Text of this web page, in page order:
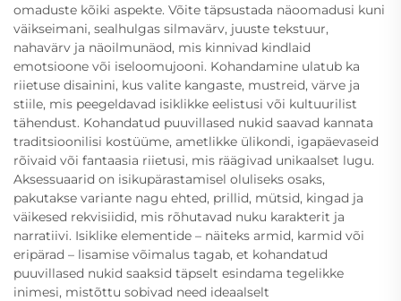
omaduste kõiki aspekte. Võite täpsustada näoomadusi kuni
väikseimani, sealhulgas silmavärv, juuste tekstuur,
nahavärv ja näoilmunäod, mis kinnivad kindlaid
emotsioone või iseloomujooni. Kohandamine ulatub ka
riietuse disainini, kus valite kangaste, mustreid, värve ja
stiile, mis peegeldavad isiklikke eelistusi või kultuurilist
tähendust. Kohandatud puuvillased nukid saavad kannata
traditsioonilisi kostüüme, ametlikke ülikondi, igapäevaseid
rõivaid või fantaasia riietusi, mis räägivad unikaalset lugu.
Aksessuaarid on isikupärastamisel oluliseks osaks,
pakutakse variante nagu ehted, prillid, mütsid, kingad ja
väikesed rekvisiidid, mis rõhutavad nuku karakterit ja
narratiivi. Isiklike elementide – näiteks armid, karmid või
eripärad – lisamise võimalus tagab, et kohandatud
puuvillased nukid saaksid täpselt esindama tegelikke
inimesi, mistõttu sobivad need ideaalselt